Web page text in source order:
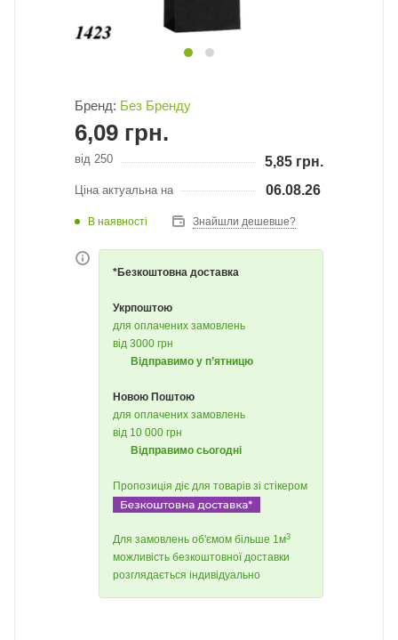
Бренд: Без Бренду
6,09 грн.
від 250 5,85 грн.
Ціна актуальна на 06.08.26
В наявності Знайшли дешевше?
*Безкоштовна доставка
Укрпоштою
для оплачених замовлень
від 3000 грн
Відправимо у п’ятницю
Новою Поштою
для оплачених замовлень
від 10 000 грн
Відправимо сьогодні
Пропозиція діє для товарів зі стікером
Для замовлень об'ємом більше 1м3
можливість безкоштовної доставки
розглядається індивідуально